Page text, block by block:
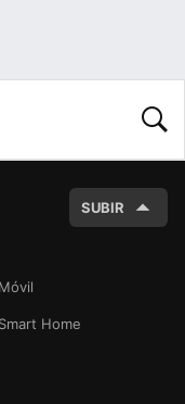
SUBIR
Home